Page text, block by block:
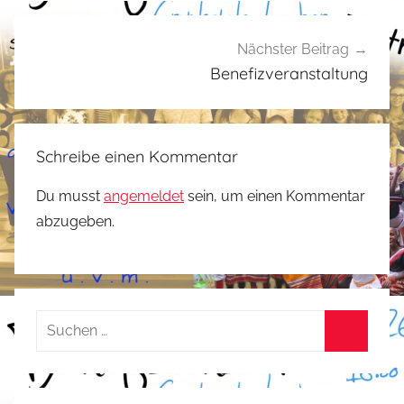
Nächster Beitrag
Benefizveranstaltung
Schreibe einen Kommentar
Du musst angemeldet sein, um einen Kommentar
abzugeben.
Suchen